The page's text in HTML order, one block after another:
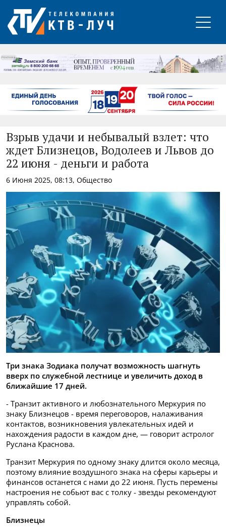
РЕКЛАМА
Взрыв удачи и небывалый взлет: что
ждет Близнецов, Водолеев и Львов до
22 июня - деньги и работа
6 Июня 2025, 08:13, Общество
Три знака Зодиака получат возможность шагнуть
вверх по служебной лестнице и увеличить доход в
ближайшие 17 дней.
- Транзит активного и любознательного Меркурия по
знаку Близнецов - время переговоров, налаживания
контактов, возникновения увлекательных идей и
нахождения радости в каждом дне, — говорит астролог
Руслана Краснова.
Транзит Меркурия по одному знаку длится около месяца,
поэтому влияние воздушного знака на сферы карьеры и
финансов останется с нами до 22 июня. Пусть перемены
настроения не собьют вас с толку - звезды рекомендуют
управлять собой.
Близнецы